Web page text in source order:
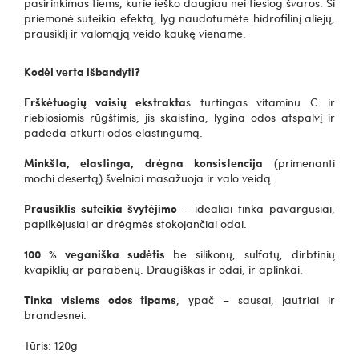
priemonė suteikia efektą, lyg naudotumėte hidrofilinį aliejų,
prausiklį ir valomąją veido kaukę viename.
Kodėl verta išbandyti?
Erškėtuogių vaisių ekstraktas turtingas vitaminu C ir
riebiosiomis rūgštimis, jis skaistina, lygina odos atspalvį ir
padeda atkurti odos elastingumą.
Minkšta, elastinga, drėgna konsistencija (primenanti
mochi desertą) švelniai masažuoja ir valo veidą.
Prausiklis suteikia švytėjimo – idealiai tinka pavargusiai,
papilkėjusiai ar drėgmės stokojančiai odai.
100 % veganiška sudėtis be silikonų, sulfatų, dirbtinių
kvapiklių ar parabenų. Draugiškas ir odai, ir aplinkai.
Tinka visiems odos tipams , ypač – sausai, jautriai ir
brandesnei.
Tūris: 120g